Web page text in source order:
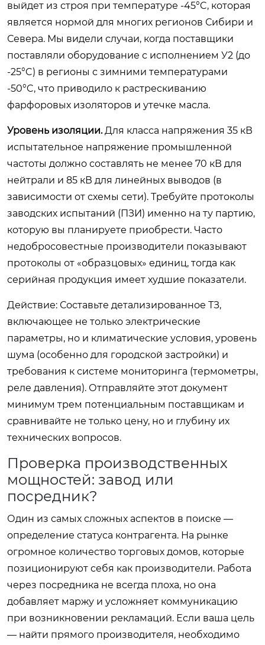
выйдет из строя при температуре -45°C, которая
является нормой для многих регионов Сибири и
Севера. Мы видели случаи, когда поставщики
поставляли оборудование с исполнением У2 (до
-25°C) в регионы с зимними температурами
-50°C, что приводило к растрескиванию
фарфоровых изоляторов и утечке масла.
Уровень изоляции.Для класса напряжения 35 кВ
испытательное напряжение промышленной
частоты должно составлять не менее 70 кВ для
нейтрали и 85 кВ для линейных выводов (в
зависимости от схемы сети). Требуйте протоколы
заводских испытаний (ПЗИ) именно на ту партию,
которую вы планируете приобрести. Часто
недобросовестные производители показывают
протоколы от «образцовых» единиц, тогда как
серийная продукция имеет худшие показатели.
Действие: Составьте детализированное ТЗ,
включающее не только электрические
параметры, но и климатические условия, уровень
шума (особенно для городской застройки) и
требования к системе мониторинга (термометры,
реле давления). Отправляйте этот документ
минимум трем потенциальным поставщикам и
сравнивайте не только цену, но и глубину их
технических вопросов.
Проверка производственных
мощностей: завод или
посредник?
Один из самых сложных аспектов в поиске —
определение статуса контрагента. На рынке
огромное количество торговых домов, которые
позиционируют себя как производители. Работа
через посредника не всегда плоха, но она
добавляет маржу и усложняет коммуникацию
при возникновении рекламаций. Если ваша цель
— найти прямого производителя, необходимо